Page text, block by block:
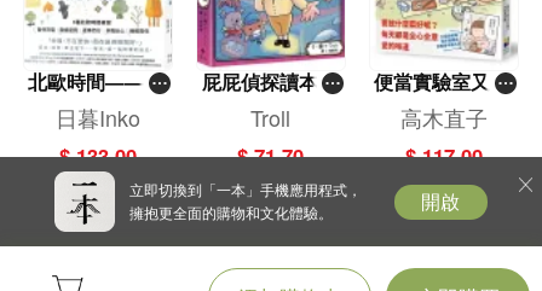
北歐時間——世
界第一幸福國度
教會我的事
日暮Inko
$ 133.00
屁屁偵探讀本(1
3)－－對決！怪
篇）
Troll
$ 71.70
便當實驗室又開
張了——日日和
特別日的菜單挑
戰記
高木直子
$ 117.00
立即切換到「一本」手機應用程式，
擁抱更全面的購物和文化體驗。
開啟